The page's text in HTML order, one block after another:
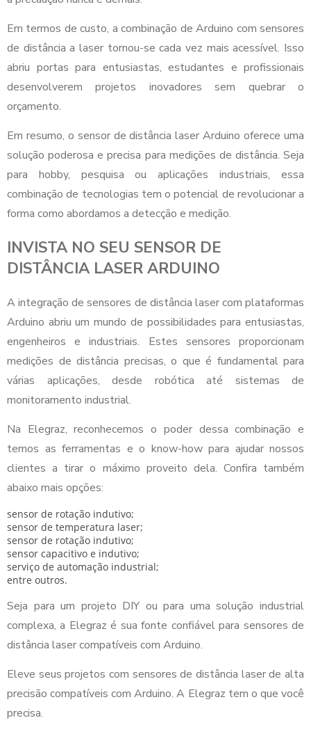
Em termos de custo, a combinação de Arduino com sensores
de distância a laser tornou-se cada vez mais acessível. Isso
abriu portas para entusiastas, estudantes e profissionais
desenvolverem projetos inovadores sem quebrar o
orçamento.
Em resumo, o sensor de distância laser Arduino oferece uma
solução poderosa e precisa para medições de distância. Seja
para hobby, pesquisa ou aplicações industriais, essa
combinação de tecnologias tem o potencial de revolucionar a
forma como abordamos a detecção e medição.
INVISTA NO SEU SENSOR DE
DISTÂNCIA LASER ARDUINO
A integração de sensores de distância laser com plataformas
Arduino abriu um mundo de possibilidades para entusiastas,
engenheiros e industriais. Estes sensores proporcionam
medições de distância precisas, o que é fundamental para
várias aplicações, desde robótica até sistemas de
monitoramento industrial.
Na Elegraz, reconhecemos o poder dessa combinação e
temos as ferramentas e o know-how para ajudar nossos
clientes a tirar o máximo proveito dela. Confira também
abaixo mais opções:
sensor de rotação indutivo;
sensor de temperatura laser;
sensor de rotação indutivo;
sensor capacitivo e indutivo;
serviço de automação industrial;
entre outros.
Seja para um projeto DIY ou para uma solução industrial
complexa, a Elegraz é sua fonte confiável para sensores de
distância laser compatíveis com Arduino.
Eleve seus projetos com sensores de distância laser de alta
precisão compatíveis com Arduino. A Elegraz tem o que você
precisa.